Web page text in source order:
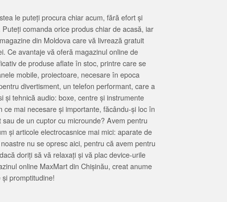
le puteți procura chiar acum, fără efort și
comanda orice produs chiar de acasă, iar
din Moldova care vă livrează gratuit
Ce avantaje vă oferă magazinul online de
de produse aflate în stoc, printre care se
mobile, proiectoare, necesare în epoca
divertisment, un telefon performant, care a
și tehnică audio: boxe, centre și instrumente
mai necesare și importante, făcându-și loc în
de un cuptor cu microunde? Avem pentru
și articole electrocasnice mai mici: aparate de
nu se opresc aici, pentru că avem pentru
doriți să vă relaxați și vă plac device-urile
online MaxMart din Chișinău, creat anume
promptitudine!